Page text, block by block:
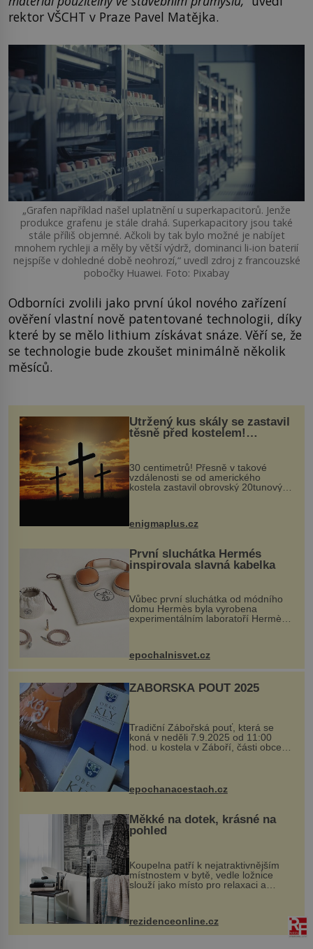
rektor VŠCHT v Praze Pavel Matějka.
„Grafen například našel uplatnění u superkapacitorů. Jenže
produkce grafenu je stále drahá. Superkapacitory jsou také
stále příliš objemné. Ačkoli by tak bylo možné je nabíjet
mnohem rychleji a měly by větší výdrž, dominanci li-ion baterií
nejspíše v dohledné době neohrozí,“ uvedl zdroj z francouzské
pobočky Huawei. Foto: Pixabay
Odborníci zvolili jako první úkol nového zařízení
ověření vlastní nově patentované technologii, díky
které by se mělo lithium získávat snáze. Věří se, že
se technologie bude zkoušet minimálně několik
měsíců.
Utržený kus skály se zastavil
těsně před kostelem!
Ochránila ho boží síla?
30 centimetrů! Přesně v takové
vzdálenosti se od amerického
kostela zastavil obrovský 20tunový
...
enigmaplus.cz
První sluchátka Hermés
inspirovala slavná kabelka
Vůbec první sluchátka od módního
domu Hermès byla vyrobena
experimentálním laboratoří Hermès
kovový...
epochalnisvet.cz
ZÁBOŘSKÁ POUŤ 2025
Tradiční Zábořská pouť, která se
koná v neděli 7.9.2025 od 11:00
hod. u kostela v Záboří, části obce
Kly u Mělníka. V programu naleznete
komentovanou prohlídku kostela,
epochanacestach.cz
Měkké na dotek, krásné na
pohled
Koupelna patří k nejatraktivnějším
místnostem v bytě, vedle ložnice
slouží jako místo pro relaxaci a
odpočinek. Koupelnový textil –
ručníky, osušky a koberečky –
mohou jako mávnutím kouzelného
proutku...
rezidenceonline.cz